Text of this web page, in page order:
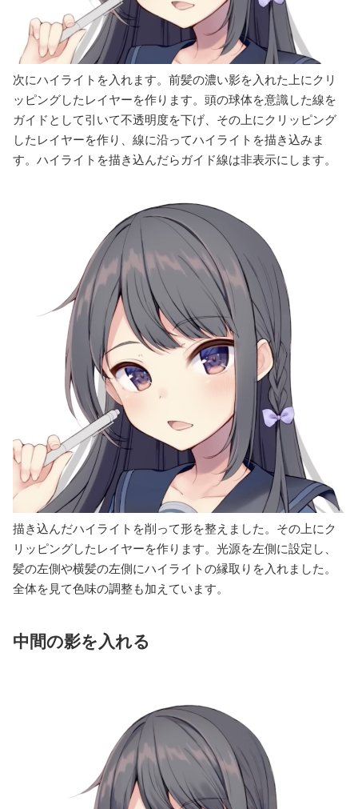
次にハイライトを入れます。前髪の濃い影を入れた上にクリ
ッピングしたレイヤーを作ります。頭の球体を意識した線を
ガイドとして引いて不透明度を下げ、その上にクリッピング
したレイヤーを作り、線に沿ってハイライトを描き込みま
す。ハイライトを描き込んだらガイド線は非表示にします。
描き込んだハイライトを削って形を整えました。その上にク
リッピングしたレイヤーを作ります。光源を左側に設定し、
髪の左側や横髪の左側にハイライトの縁取りを入れました。
全体を見て色味の調整も加えています。
中間の影を入れる